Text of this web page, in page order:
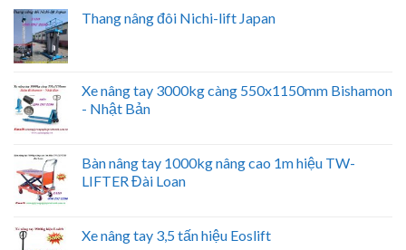
Thang nâng đôi Nichi-lift Japan
Xe nâng tay 3000kg càng 550x1150mm Bishamon
- Nhật Bản
Bàn nâng tay 1000kg nâng cao 1m hiệu TW-
LIFTER Đài Loan
Xe nâng tay 3,5 tấn hiệu Eoslift